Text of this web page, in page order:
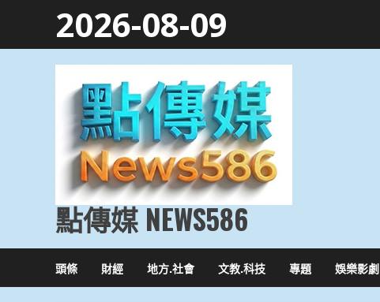
2026-08-09
點傳媒 NEWS586
頭條 財經 地方.社會 文教.科技 專題 娛樂影劇